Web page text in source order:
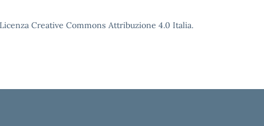
Creative Commons Attribuzione 4.0 Italia.